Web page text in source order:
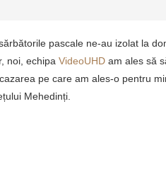
pascale ne-au izolat la
noi, echipa VideoUHD am ales să
pe care am ales-o pentru
Mehedinți.